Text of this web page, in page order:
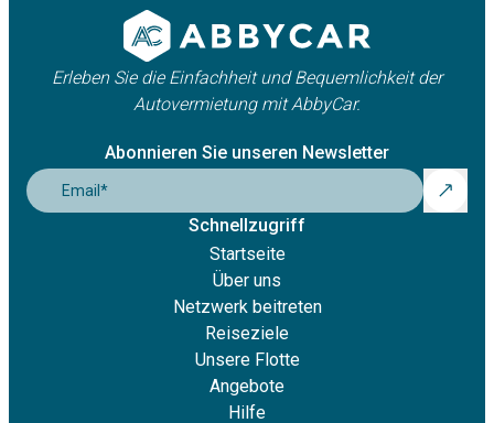
Erleben Sie die Einfachheit und Bequemlichkeit der
Autovermietung mit AbbyCar.
Abonnieren Sie unseren Newsletter
Email *
Schnellzugriff
Startseite
Über uns
Netzwerk beitreten
Reiseziele
Unsere Flotte
Angebote
Hilfe